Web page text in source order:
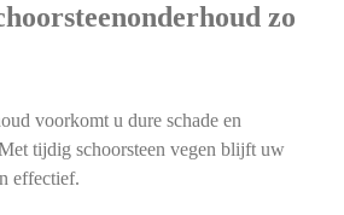
zo
voorkomt u dure schade en
tijdig schoorsteen vegen blijft uw
effectief.